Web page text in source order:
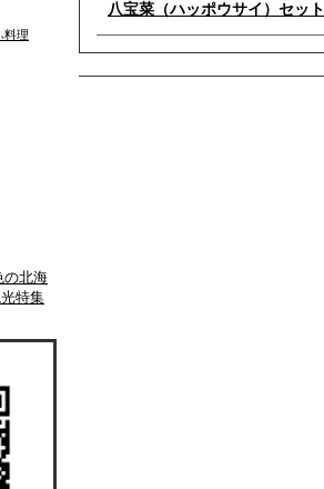
八宝菜（ハッポウサイ）セット
料理